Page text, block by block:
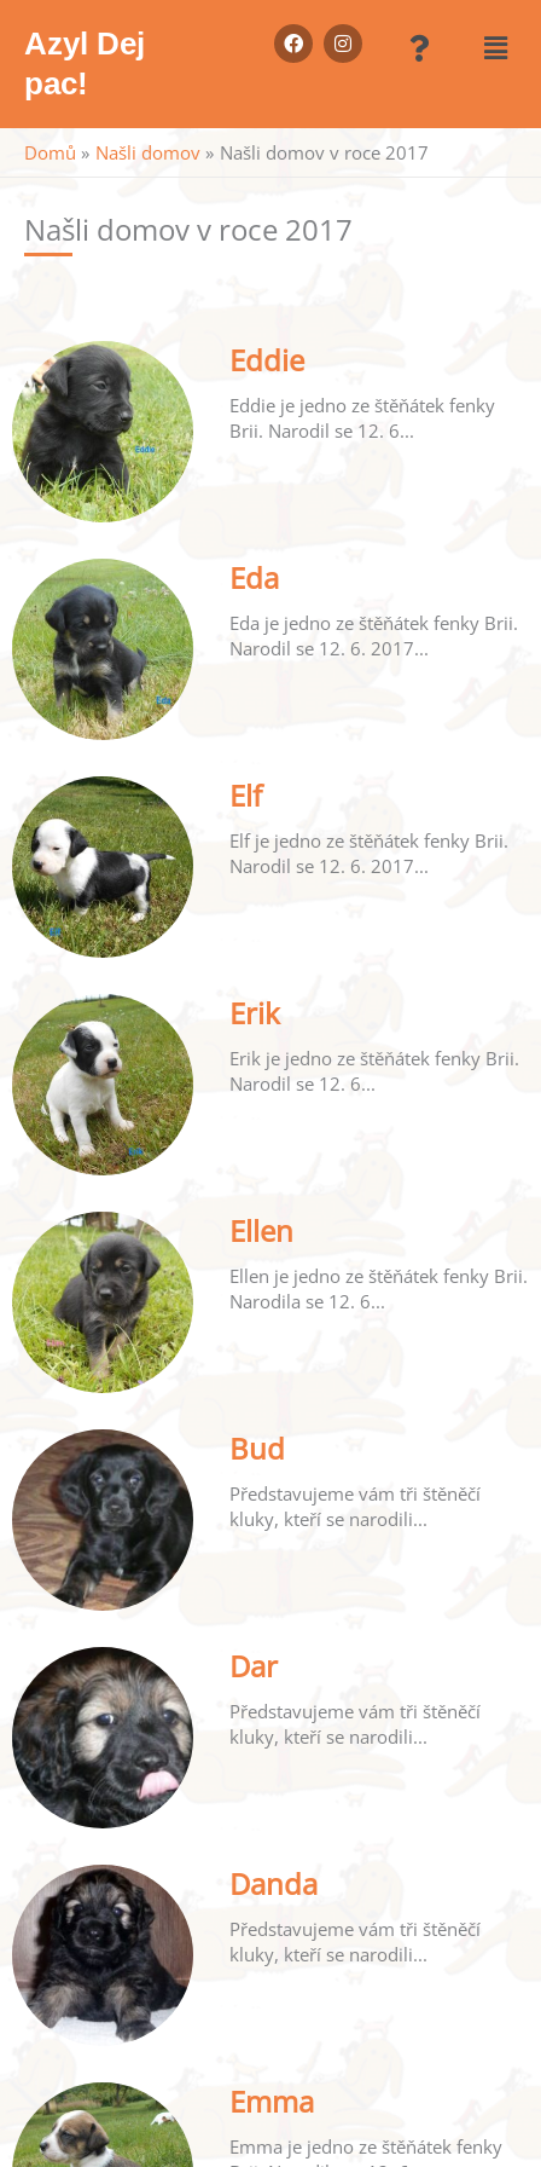
obsahAzyl Dej
pac!
F
a
c
o
o
k
I
n
s
g
r
a
Nabídka
Domů Našli domov Našli domov v roce 2017
Našli domov v roce 2017
Eddie
Eddie je jedno ze štěňátek fenky
Brii. Narodil se 12. 6...
Eda
Eda je jedno ze štěňátek fenky Brii.
Narodil se 12. 6. 2017...
Elf
Elf je jedno ze štěňátek fenky Brii.
Narodil se 12. 6. 2017...
Erik
Erik je jedno ze štěňátek fenky Brii.
Narodil se 12. 6...
Ellen
Ellen je jedno ze štěňátek fenky Brii.
Narodila se 12. 6...
Bud
Představujeme vám tři štěněčí
kluky, kteří se narodili...
Dar
Představujeme vám tři štěněčí
kluky, kteří se narodili...
Danda
Představujeme vám tři štěněčí
kluky, kteří se narodili...
Emma
Emma je jedno ze štěňátek fenky